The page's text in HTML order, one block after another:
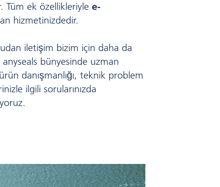
Tüm ek özellikleriyle e-
hizmetinizdedir.
iletişim bizim için daha da
bünyesinde uzman
danışmanlığı, teknik problem
ilgili sorularınızda